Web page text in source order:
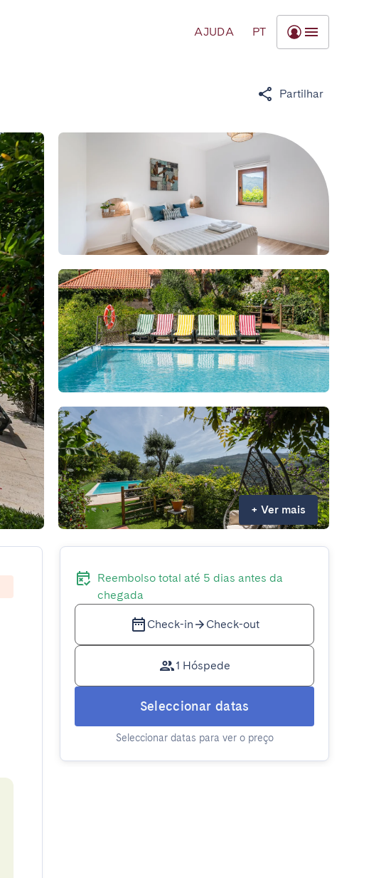
AJUDA PT
Partilhar
+ Ver mais
Reembolso total até 5 dias antes da
chegada
Check-in Check-out
1 Hóspede
Seleccionar datas
Seleccionar datas para ver o preço